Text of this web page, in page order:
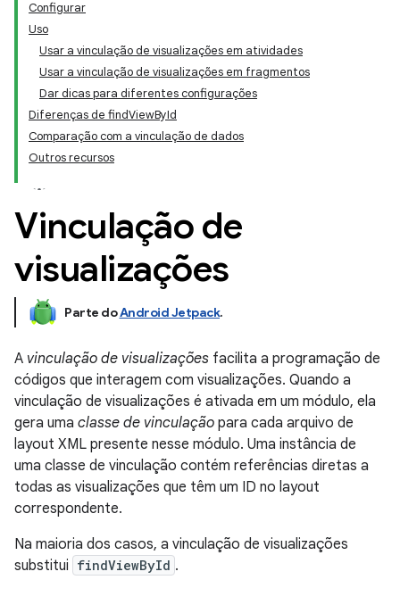
Configurar
Uso
Usar a vinculação de visualizações em atividades
Usar a vinculação de visualizações em fragmentos
Dar dicas para diferentes configurações
Diferenças de findViewById
Comparação com a vinculação de dados
Outros recursos
Vinculação de
visualizações
Parte doAndroid Jetpack.
A vinculação de visualizações facilita a programação de
códigos que interagem com visualizações. Quando a
vinculação de visualizações é ativada em um módulo, ela
gera uma classe de vinculação para cada arquivo de
layout XML presente nesse módulo. Uma instância de
uma classe de vinculação contém referências diretas a
todas as visualizações que têm um ID no layout
correspondente.
Na maioria dos casos, a vinculação de visualizações
substitui findViewById .